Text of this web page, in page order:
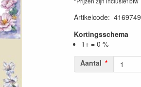
Artikelcode: 4169749
Kortingsschema
1+ = 0 %
Aantal